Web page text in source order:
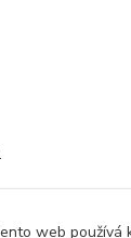
web používá